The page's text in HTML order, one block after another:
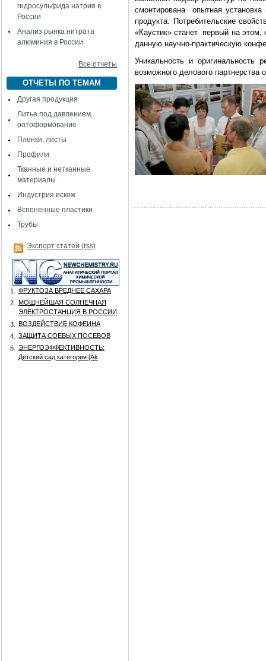
гидросульфида натрия в
России
Анализ рынка нитрата
алюминия в России
Все отчеты
ОТЧЕТЫ ПО ТЕМАМ
Другая продукция
Литье под давлением,
ротоформование
Пленки, листы
Профили
Тканные и нетканные
материалы
Индустрия искож
Вспененные пластики
Трубы
Экспорт статей (rss)
1.
ФРУКТОЗА ВРЕДНЕЕ САХАРА
2.
МОЩНЕЙШАЯ СОЛНЕЧНАЯ
ЭЛЕКТРОСТАНЦИЯ В РОССИИ
3.
ВОЗДЕЙСТВИЕ КОФЕИНА
4.
ЗАЩИТА СОЕВЫХ ПОСЕВОВ
5.
ЭНЕРГОЭФФЕКТИВНОСТЬ:
Детский сад категории [Аk
смонтирована опытная
продукта. Потребительские
«Каустик» станет первый на
данную научно-практическую
Уникальность и
возможного делового